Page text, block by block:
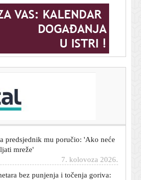
sudac pretučen u Osijeku: Pronašli
mreže'
bez punjenja i točenja goriva:
svjetski rekord